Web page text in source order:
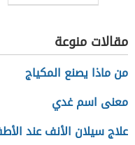
من المس)
مقالات منوعة
من ماذا يصنع المكياج
معنى اسم غدي
علاج سيلان الأنف عند